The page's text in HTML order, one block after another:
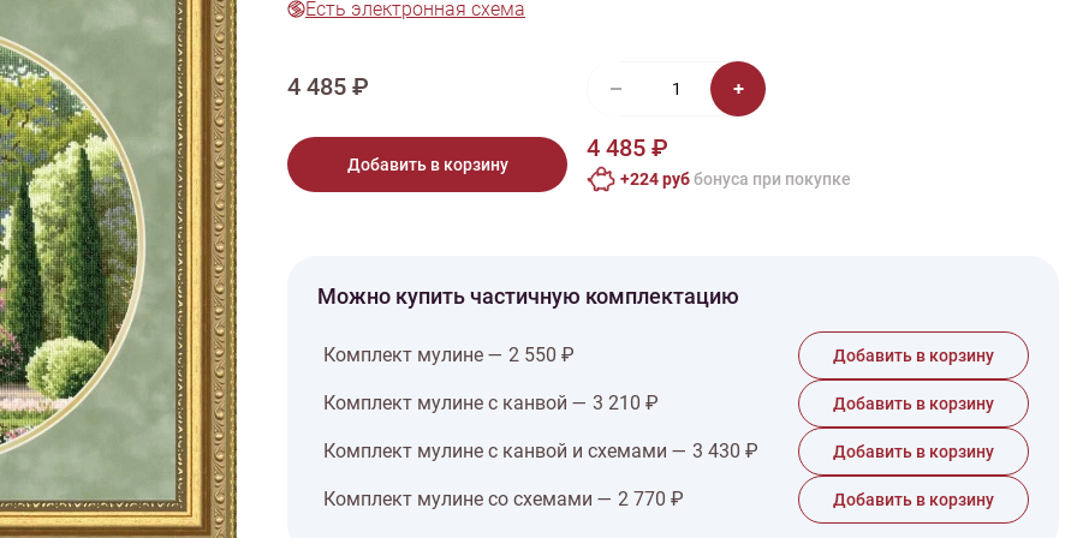
Натюрморт
Птицы
Варежки
Платье Плед
Есть электронная схема
4 485 ₽
Добавить в корзину
4 485 ₽
+224 руббонусa при покупке
Можно купить частичную комплектацию
Комплект мулине — 2 550 ₽ Добавить в корзину
Комплект мулине с канвой — 3 210 ₽ Добавить в корзину
Комплект мулине с канвой и схемами — 3 430 ₽ Добавить в корзину
Комплект мулине со схемами — 2 770 ₽ Добавить в корзину